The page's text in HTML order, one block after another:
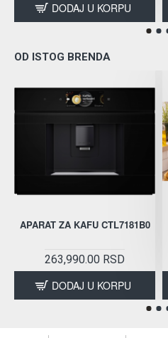
DODAJ U KORPU
OD ISTOG BRENDA
APARAT ZA KAFU CTL7181B0
263,990.00 RSD
DODAJ U KORPU